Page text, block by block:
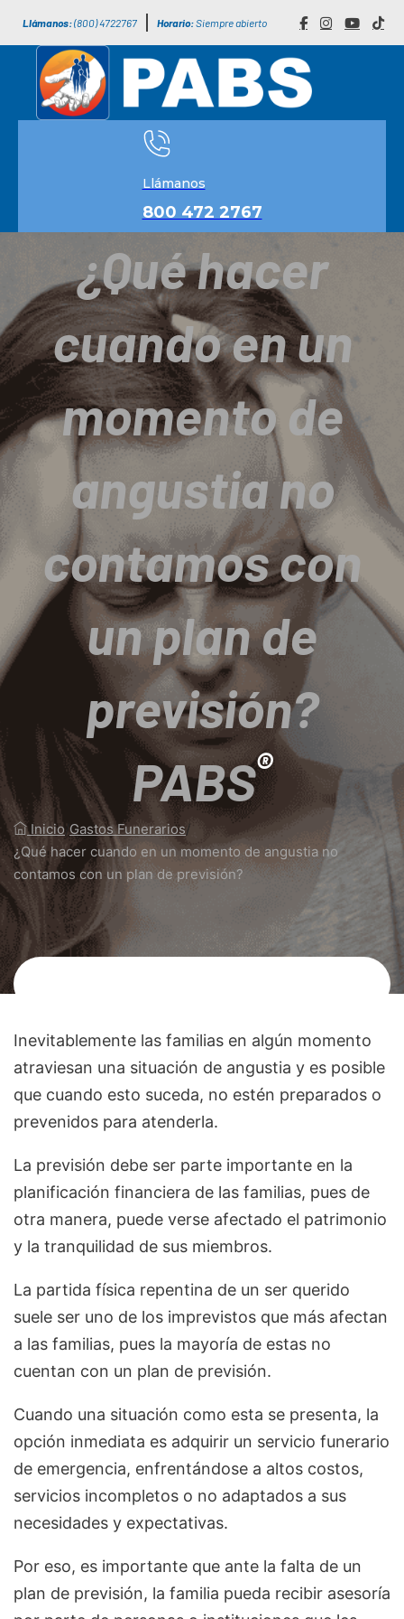
Llámanos:(800) 4722767 Horario:Siempre abierto
Llámanos
800 472 2767
¿Qué hacer
cuando en un
momento de
angustia no
contamos con
un plan de
previsión?
PABS®
Inicio/Gastos Funerarios/
¿Qué hacer cuando en un momento de angustia no
contamos con un plan de previsión?
Inevitablemente las familias en algún momento
atraviesan una situación de angustia y es posible
que cuando esto suceda, no estén preparados o
prevenidos para atenderla.
La previsión debe ser parte importante en la
planificación financiera de las familias, pues de
otra manera, puede verse afectado el patrimonio
y la tranquilidad de sus miembros.
La partida física repentina de un ser querido
suele ser uno de los imprevistos que más afectan
a las familias, pues la mayoría de estas no
cuentan con un plan de previsión.
Cuando una situación como esta se presenta, la
opción inmediata es adquirir un servicio funerario
de emergencia, enfrentándose a altos costos,
servicios incompletos o no adaptados a sus
necesidades y expectativas.
Por eso, es importante que ante la falta de un
plan de previsión, la familia pueda recibir asesoría